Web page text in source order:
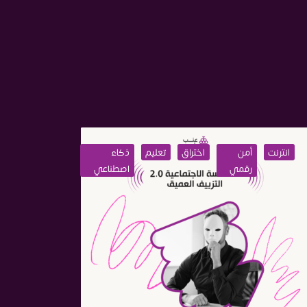
ذكاءانترنت
أمن
رقمي
اختراق تعليم
ذكاء
اصطناعي